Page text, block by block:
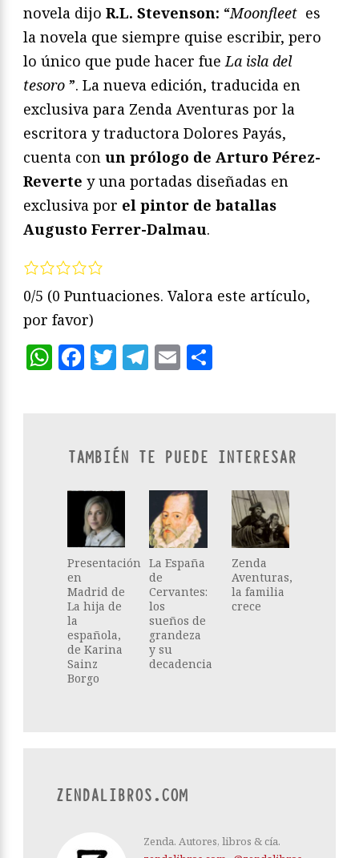
novela dijo R.L. Stevenson: “Moonfleet es
la novela que siempre quise escribir, pero
lo único que pude hacer fueLa isla del
tesoro ”. La nueva edición, traducida en
exclusiva para Zenda Aventuras por la
escritora y traductora Dolores Payás,
cuenta con un prólogo de Arturo Pérez-
Reverte y una portadas diseñadas en
exclusiva por el pintor de batallas
Augusto Ferrer-Dalmau.
0/5 (0 Puntuaciones. Valora este artículo,
por favor)
WhatsApp
Facebook
Twitter
Telegram
Email
TAMBIÉN TE PUEDE INTERESAR
Presentación
en
Madrid de
La hija de
la
española,
de Karina
Sainz
Borgo
La España
de
Cervantes:
los
sueños de
grandeza
y su
decadencia
Zenda
Aventuras,
la familia
crece
ZENDALIBROS.COM
Zenda. Autores, libros & cía.